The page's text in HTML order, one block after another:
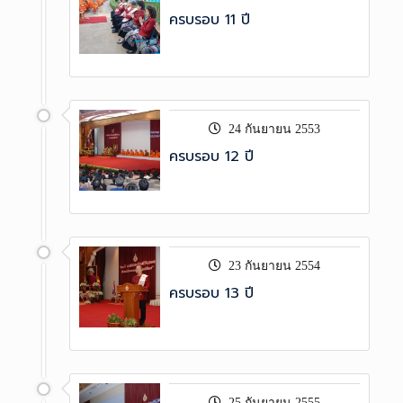
ครบรอบ 11 ปี
24 กันยายน 2553
ครบรอบ 12 ปี
23 กันยายน 2554
ครบรอบ 13 ปี